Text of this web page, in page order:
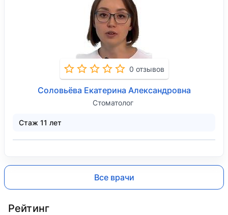
0 отзывов
Соловьёва Екатерина Александровна
Стоматолог
Стаж 11 лет
Все врачи
Рейтинг